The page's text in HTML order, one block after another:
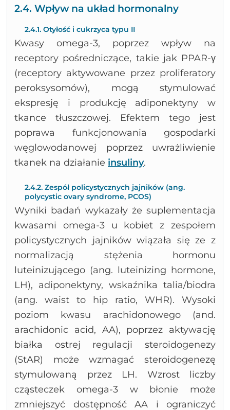
2.4. Wpływ na układ hormonalny
2.4.1. Otyłość i cukrzyca typu II
Kwasy omega-3, poprzez wpływ na
receptory pośredniczące, takie jak PPAR-γ
(receptory aktywowane przez proliferatory
peroksysomów), mogą stymulować
ekspresję i produkcję adiponektyny w
tkance tłuszczowej. Efektem tego jest
poprawa funkcjonowania gospodarki
węglowodanowej poprzez uwrażliwienie
tkanek na działanie insuliny.
2.4.2. Zespół policystycznych jajników (ang.
polycystic ovary syndrome, PCOS)
Wyniki badań wykazały że suplementacja
kwasami omega-3 u kobiet z zespołem
policystycznych jajników wiązała się ze z
normalizacją stężenia hormonu
luteinizującego (ang. luteinizing hormone,
LH), adiponektyny, wskaźnika talia/biodra
(ang. waist to hip ratio, WHR). Wysoki
poziom kwasu arachidonowego (and.
arachidonic acid, AA), poprzez aktywację
białka ostrej regulacji steroidogenezy
(StAR) może wzmagać steroidogenezę
stymulowaną przez LH. Wzrost liczby
cząsteczek omega-3 w błonie może
zmniejszyć dostępność AA i ograniczyć